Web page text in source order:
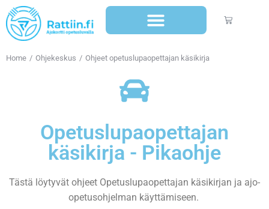
You are here:
Home Ohjekeskus Ohjeet opetuslupaopettajan käsikirja
Opetuslupaopettajan
käsikirja - Pikaohje
Tästä löytyvät ohjeet Opetuslupaopettajan käsikirjan ja ajo-
opetusohjelman käyttämiseen.